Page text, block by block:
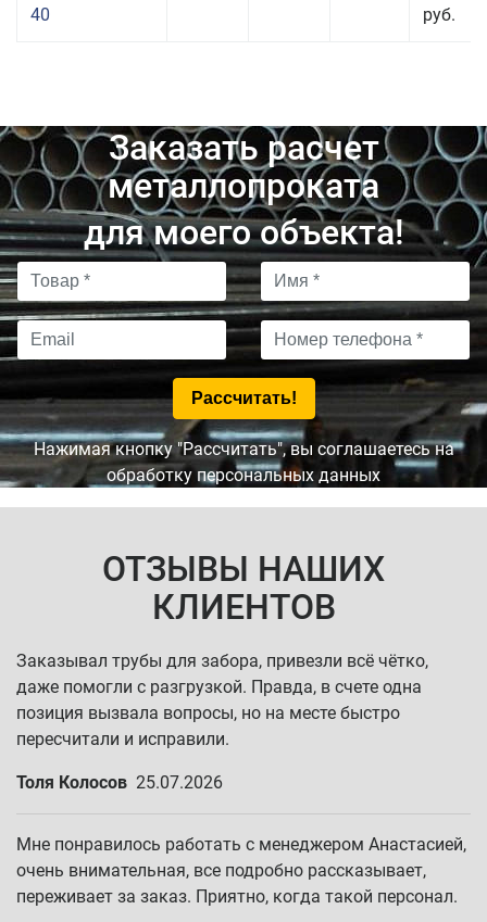
40
руб.
Заказать расчет
металлопроката
для моего объекта!
Нажимая кнопку "Рассчитать", вы соглашаетесь на
обработку персональных данных
ОТЗЫВЫ НАШИХ
КЛИЕНТОВ
Заказывал трубы для забора, привезли всё чётко,
даже помогли с разгрузкой. Правда, в счете одна
позиция вызвала вопросы, но на месте быстро
пересчитали и исправили.
Толя Колосов 25.07.2026
Мне понравилось работать с менеджером Анастасией,
очень внимательная, все подробно рассказывает,
переживает за заказ. Приятно, когда такой персонал.